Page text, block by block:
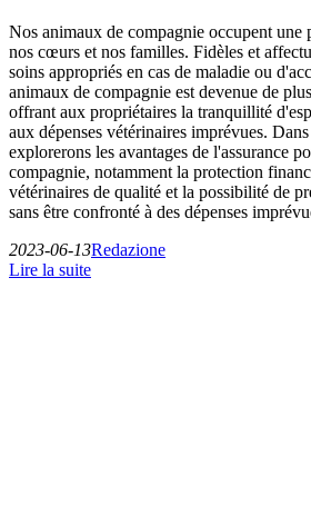
Nos animaux de compagnie occupent une
nos cœurs et nos familles. Fidèles et
soins appropriés en cas de maladie ou
animaux de compagnie est devenue de
offrant aux propriétaires la tranquillité
aux dépenses vétérinaires imprévues.
explorerons les avantages de l'assurance
compagnie, notamment la protection
vétérinaires de qualité et la possibilité de
sans être confronté à des dépenses
2023-06-13Redazione
Lire la suite